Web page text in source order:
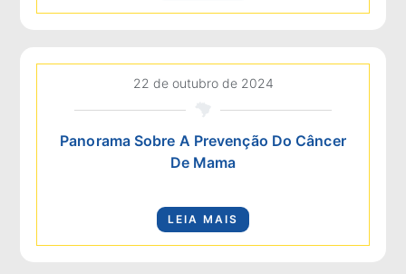
22 de outubro de 2024
Panorama Sobre A Prevenção Do Câncer
De Mama
LEIA MAIS